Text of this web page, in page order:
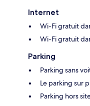
Internet
Wi-Fi gratuit
Wi-Fi gratuit
Parking
Parking sans
Le parking sur
Parking hors